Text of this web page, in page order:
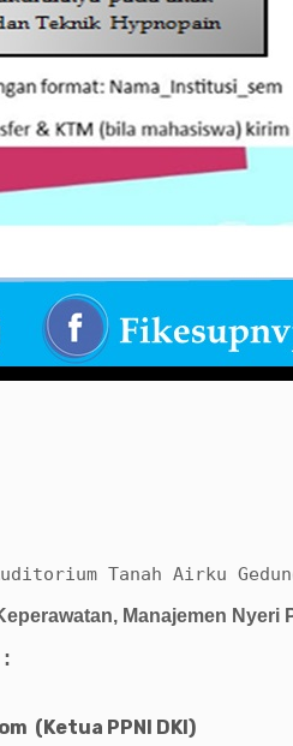
Tanah Airku
Manajemen
(Ketua PPNI DKI)